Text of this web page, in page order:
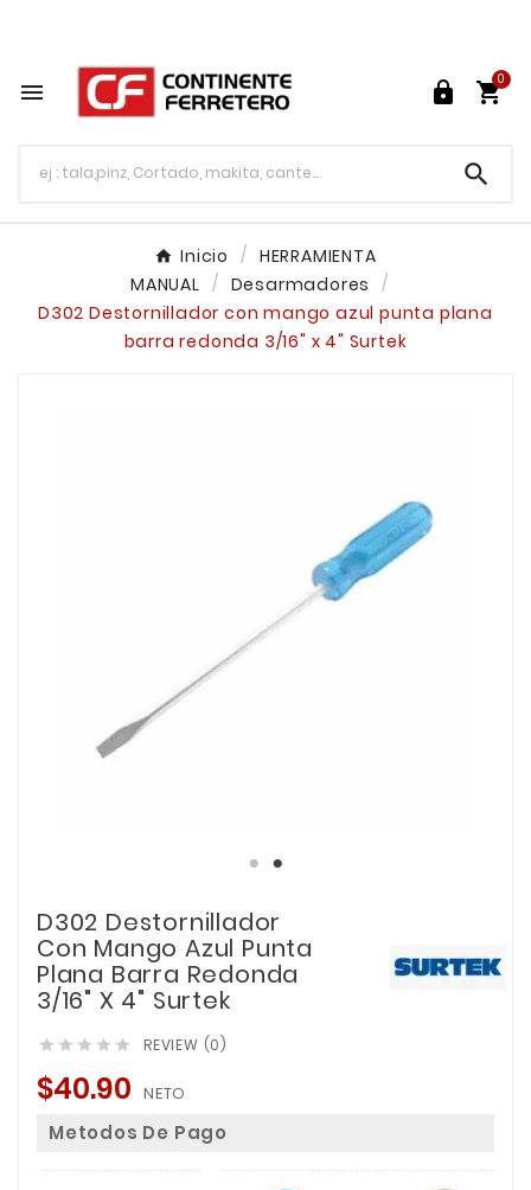
  
0

Inicio
HERRAMIENTA
MANUAL
Desarmadores
D302 Destornillador con mango azul punta plana
barra redonda 3/16" x 4" Surtek
D302 Destornillador
Con Mango Azul Punta
Plana Barra Redonda
3/16" X 4" Surtek
     REVIEW (0)
$40.90 NETO
Metodos De Pago